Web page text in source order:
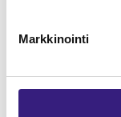
Markkinointi